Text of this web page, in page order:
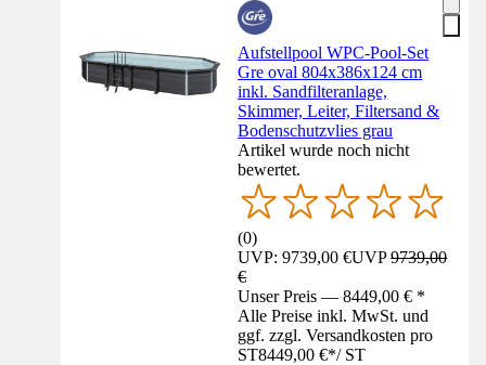
Aufstellpool WPC-Pool-Set
Gre oval 804x386x124 cm
inkl. Sandfilteranlage,
Skimmer, Leiter, Filtersand &
Bodenschutzvlies grau
Artikel wurde noch nicht
bewertet.
(0)
UVP: 9739,00 €UVP9739,00
€
Unser Preis — 8449,00 € *
Alle Preise inkl. MwSt. und
ggf. zzgl. Versandkosten pro
ST8449,00 €*/ ST